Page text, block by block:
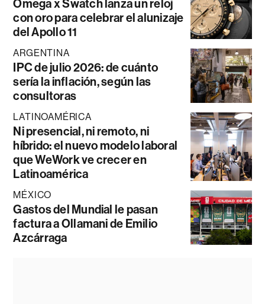
Omega x Swatch lanza un reloj
con oro para celebrar el alunizaje
del Apollo 11
ARGENTINA
IPC de julio 2026: de cuánto
sería la inflación, según las
consultoras
LATINOAMÉRICA
Ni presencial, ni remoto, ni
híbrido: el nuevo modelo laboral
que WeWork ve crecer en
Latinoamérica
MÉXICO
Gastos del Mundial le pasan
factura a Ollamani de Emilio
Azcárraga